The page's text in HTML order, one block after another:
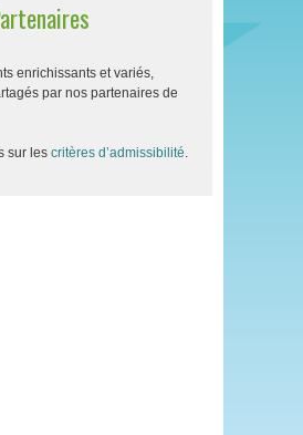
enrichissants et variés,
par nos partenaires de
sur les critères d’admissibilité.